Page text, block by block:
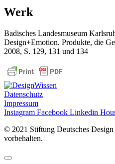
Werk
Badisches Landesmuseum
Design+Emotion. Produkte, die
2008, S. 129, 131 und 134
Datenschutz
Impressum
Instagram Facebook Linkedin
© 2021 Stiftung Deutsches
vorbehalten.